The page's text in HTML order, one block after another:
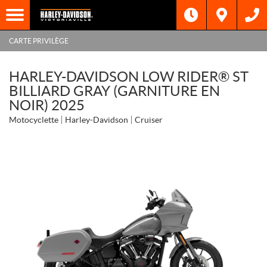
CARTE PRIVILÈGE
HARLEY-DAVIDSON LOW RIDER® ST
BILLIARD GRAY (GARNITURE EN
NOIR) 2025
Motocyclette Harley-Davidson Cruiser